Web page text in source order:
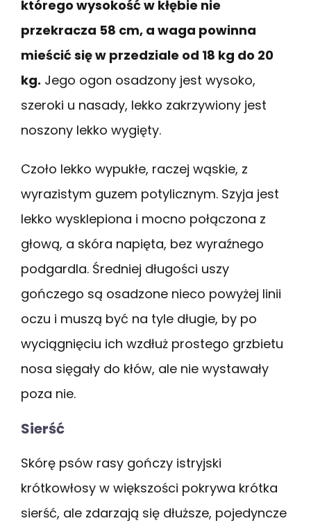
którego wysokość w kłębie nie
przekracza 58 cm, a waga powinna
mieścić się w przedziale od 18 kg do 20
kg. Jego ogon osadzony jest wysoko,
szeroki u nasady, lekko zakrzywiony jest
noszony lekko wygięty.
Czoło lekko wypukłe, raczej wąskie, z
wyrazistym guzem potylicznym. Szyja jest
lekko wysklepiona i mocno połączona z
głową, a skóra napięta, bez wyraźnego
podgardla. Średniej długości uszy
gończego są osadzone nieco powyżej linii
oczu i muszą być na tyle długie, by po
wyciągnięciu ich wzdłuż prostego grzbietu
nosa sięgały do kłów, ale nie wystawały
poza nie.
Sierść
Skórę psów rasy gończy istryjski
krótkowłosy w większości pokrywa krótka
sierść, ale zdarzają się dłuższe, pojedyncze